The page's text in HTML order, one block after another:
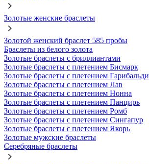
Золотые женские браслеты
Золотой женский браслет 585 пробы
Браслеты из белого золота
Золотые браслеты с бриллиантами
Золотые браслеты с плетением Бисмарк
Золотые браслеты с плетением Гарибальди
Золотые браслеты с плетением Лав
Золотые браслеты с плетением Нонна
Золотые браслеты с плетением Панцирь
Золотые браслеты с плетением Ромб
Золотые браслеты с плетением Сингапур
Золотые браслеты с плетением Якорь
Золотые мужские браслеты
Серебряные браслеты